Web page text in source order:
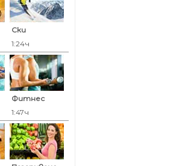
Ски
1:24ч
Фитнес
1:47ч